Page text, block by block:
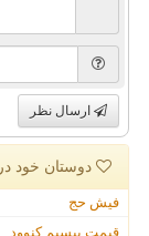
ارسال نظر
دوستان خود
فیش حج
قیمت بیسیم کنوود